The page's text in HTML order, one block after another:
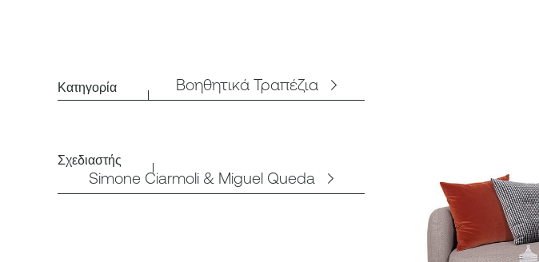
Κατηγορία Βοηθητικά Τραπέζια
Σχεδιαστής
Simone Ciarmoli & Miguel Queda